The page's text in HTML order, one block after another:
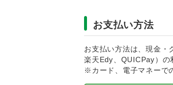
お支払い方法
お支払い方法は、現金・
楽天Edy、QUICPay）の
※カード、電子マネーで